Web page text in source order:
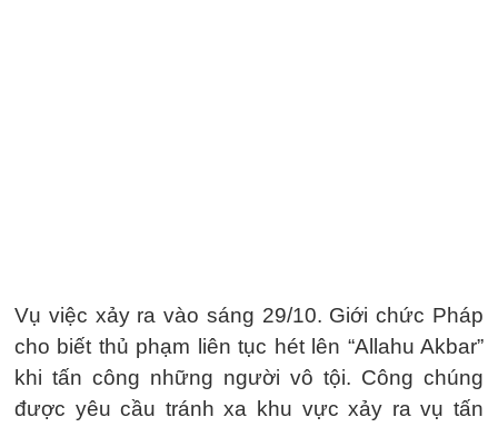
Vụ việc xảy ra vào sáng 29/10. Giới chức Pháp
cho biết thủ phạm liên tục hét lên “Allahu Akbar”
khi tấn công những người vô tội. Công chúng
được yêu cầu tránh xa khu vực xảy ra vụ tấn